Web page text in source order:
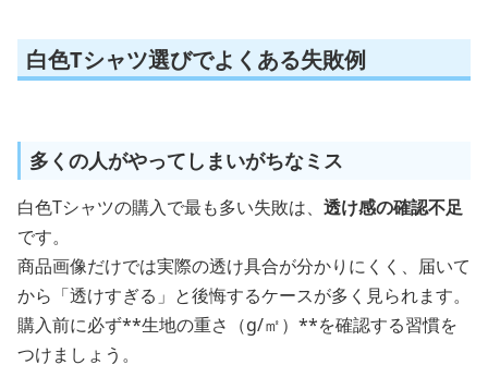
白色Tシャツ選びでよくある失敗例
多くの人がやってしまいがちなミス
白色Tシャツの購入で最も多い失敗は、 透け感の確認不足
です。
商品画像だけでは実際の透け具合が分かりにくく、届いて
から「透けすぎる」と後悔するケースが多く見られます。
購入前に必ず**生地の重さ（g/㎡）**を確認する習慣を
つけましょう。